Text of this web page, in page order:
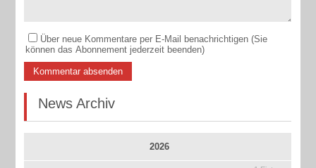
Über neue Kommentare per E-Mail benachrichtigen (Sie
können das Abonnement jederzeit beenden)
Kommentar absenden
News Archiv
2026